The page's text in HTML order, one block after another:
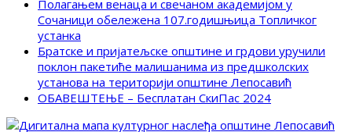
Полагањем венаца и свечаном академијом у
Сочаници обележена 107.годишњица Топличког
устанка
Братске и пријатељске општине и грдови уручили
поклон пакетиће малишанима из предшколских
установа на територији општине Лепосавић
ОБАВЕШТЕЊЕ – Бесплатан СкиПас 2024